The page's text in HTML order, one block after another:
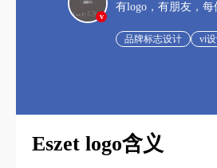
v
有logo，有朋友，
品牌标志设计 vi
Eszet logo含义